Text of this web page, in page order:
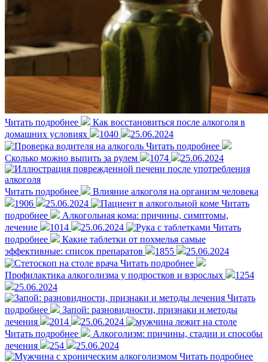
Читать подробнее
Как восстановиться после алкоголя в
домашних условиях
1040
25.06.2024
Читать подробнее
Сколько можно выпить за рулем
1074 25.06.2024
Читать подробнее
Влияние алкоголя на организм человека
1906
25.06.2024
Читать
подробнее
Алкогольная кома: причины, симптомы,
лечение
1014 25.06.2024
Читать
подробнее
Какие таблетки от похмелья самые
эффективные: список препаратов
1855
25.06.2024
Читать подробнее
Профилактика алкоголизма у подростков и взрослых
1254
25.06.2024
Читать
подробнее
Запой: разновидности, признаки и методы
лечения
2014
25.06.2024
Читать подробнее
Алкоголизм: причины, стадии и способы
лечения
254
25.06.2024
Читать подробнее